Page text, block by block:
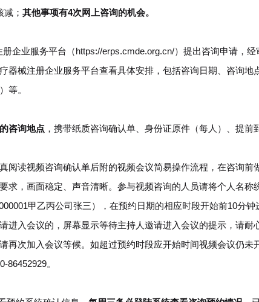
； 其他事项有4次网上咨询的机会。
业服务平台（https://erps.cmde.org.cn/）提出咨询申请，经
器械注册企业服务平台查看具体安排，包括咨询日期、咨询地
等。
咨询地点 ，携带纸质咨询确认单、身份证原件（每人）、提前
读视频咨询确认单后附的视频会议简易操作流程，在咨询前
求，画面稳定、声音清晰。参与视频咨询的人员请将个人名称
甲乙丙公司张三），在预约日期的相应时段开始前10分钟
进入会议的，屏幕显示等待主持人邀请进入会议的提示，请耐
再次加入会议等候。如超过预约时段应开始时间视频会议仍未
86452929。